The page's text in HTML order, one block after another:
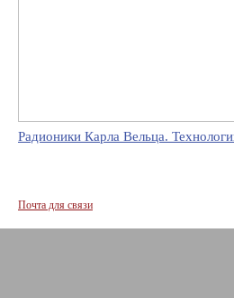
Радионики Карла Вельца.
Почта для связи